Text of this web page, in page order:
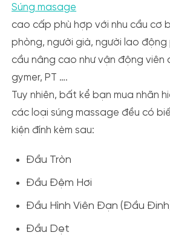
Súng masage
cao cấp phù hợp với nhu cầu cơ
phòng, người già, người lao động
cầu nâng cao như vận động viên
gymer, PT ….
Tuy nhiên, bất kể bạn mua nhãn
các loại súng massage đều có
kiện đính kèm sau:
Đầu Tròn
Đầu Đệm Hơi
Đầu Hình Viên Đạn (Đầu
Đầu Dẹt